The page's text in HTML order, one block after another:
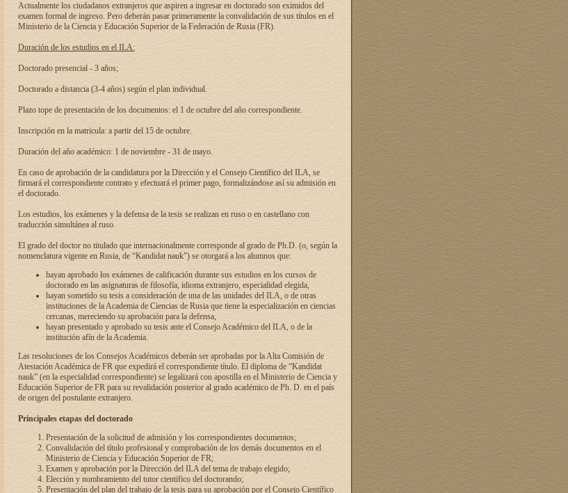
Actualmente los ciudadanos extranjeros que aspiren a ingresar en doctorado son eximidos del
examen formal de ingreso. Pero deberán pasar primeramente la convalidación de sus títulos en el
Ministerio de la Ciencia y Educación Superior de la Federación de Rusia (FR).
Duración de los estudios en el ILA:
Doctorado presencial - 3 años;
Doctorado a distancia (3-4 años) según el plan individual.
Plazo tope de presentación de los documentos: el 1 de octubre del año correspondiente.
Inscripción en la matricula: a partir del 15 de octubre.
Duración del año académico: 1 de noviembre - 31 de mayo.
En caso de aprobación de la candidatura por la Dirección y el Consejo Científico del ILA, se
firmará el correspondiente contrato y efectuará el primer pago, formalizándose así su admisión en
el doctorado.
Los estudios, los exámenes y la defensa de la tesis se realizan en ruso o en castellano con
traducción simultánea al ruso.
El grado del doctor no titulado que internacionalmente corresponde al grado de Ph.D. (o, según la
nomenclatura vigente en Rusia, de “Kandidat nauk”) se otorgará a los alumnos que:
hayan aprobado los exámenes de calificación durante sus estudios en los cursos de
doctorado en las asignaturas de filosofía, idioma extranjero, especialidad elegida,
hayan sometido su tesis a consideración de una de las unidades del ILA, o de otras
instituciones de la Academia de Ciencias de Rusia que tiene la especialización en ciencias
cercanas, mereciendo su aprobación para la defensa,
hayan presentado y aprobado su tesis ante el Consejo Académico del ILA, o de la
institución afín de la Academia.
Las resoluciones de los Consejos Académicos deberán ser aprobadas por la Alta Comisión de
Atestación Académica de FR que expedirá el correspondiente título. El diploma de “Kandidat
nauk” (en la especialidad correspondiente) se legalizará con apostilla en el Ministerio de Ciencia y
Educación Superior de FR para su revalidación posterior al grado académico de Ph. D. en el país
de origen del postulante extranjero.
Principales etapas del doctorado
Presentación de la solicitud de admisión y los correspondientes documentos;
Convalidación del título profesional y comprobación de los demás documentos en el
Ministerio de Ciencia y Educación Superior de FR;
Examen y aprobación por la Dirección del ILA del tema de trabajo elegido;
Elección y nombramiento del tutor científico del doctorando;
Presentación del plan del trabajo de la tesis para su aprobación por el Consejo Científico